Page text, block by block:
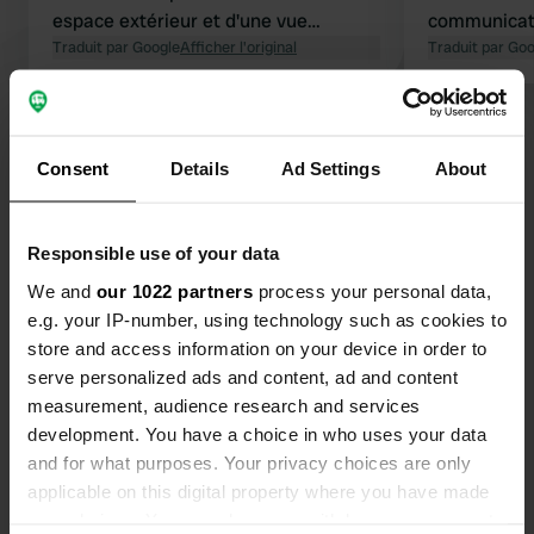
Consent Details Ad Settings About
Responsible use of your data
We and our 1022 partners process your personal data,
e.g. your IP-number, using technology such as cookies to
store and access information on your device in order to
serve personalized ads and content, ad and content
measurement, audience research and services
development. You have a choice in who uses your data
and for what purposes. Your privacy choices are only
applicable on this digital property where you have made
espace extérieur et d'une vue
magnifique sur la mer. La plage est
superbe et directement accessible
food truck ; les hamburgers sont
Traduit par GoogleAfficher l'original
bonne.
la plage,
Ce n'est
Traduit par
Contact
Emplacement
Route de Cabourg 81
14810, Merville-Franceville-Plage, France